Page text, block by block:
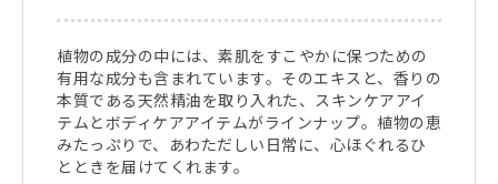
植物の成分の中には、素肌をすこやかに保つための
有用な成分も含まれています。そのエキスと、香りの
本質である天然精油を取り入れた、スキンケアアイ
テムとボディケアアイテムがラインナップ。植物の恵
みたっぷりで、あわただしい日常に、心ほぐれるひ
とときを届けてくれます。